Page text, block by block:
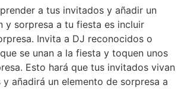
a tus invitados y añadir un
y sorpresa a tu fiesta es incluir
Invita a DJ reconocidos o
se unan a la fiesta y toquen unos
Esto hará que tus invitados vivan
añadirá un elemento de sorpresa a